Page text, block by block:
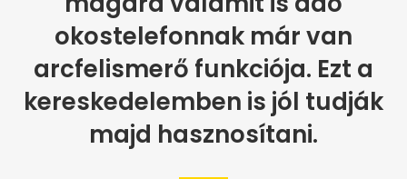
okostelefonnak már van
arcfelismerő funkciója. Ezt a
kereskedelemben is jól tudják
majd hasznosítani.